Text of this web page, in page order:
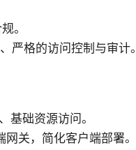
。
严格的访问控制与审计。
基础资源访问。
关，简化客户端部署。